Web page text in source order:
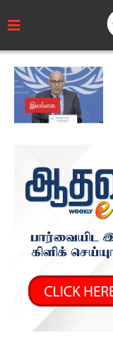
இலங்கை